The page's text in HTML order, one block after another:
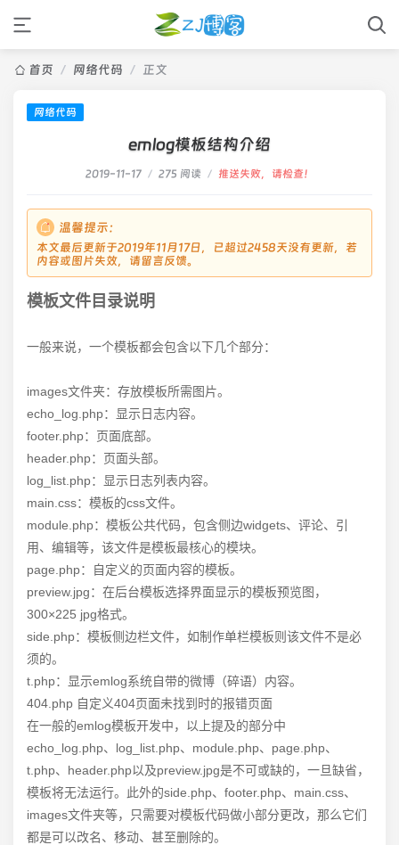
首页 / 网络代码 / 正文
网络代码
emlog模板结构介绍
2019-11-17 / 275 阅读 / 推送失败，请检查！
温馨提示：
本文最后更新于2019年11月17日，已超过2458天没有更新，若
内容或图片失效，请留言反馈。
模板文件目录说明
一般来说，一个模板都会包含以下几个部分：
images文件夹：存放模板所需图片。
echo_log.php：显示日志内容。
footer.php：页面底部。
header.php：页面头部。
log_list.php：显示日志列表内容。
main.css：模板的css文件。
module.php：模板公共代码，包含侧边widgets、评论、引
用、编辑等，该文件是模板最核心的模块。
page.php：自定义的页面内容的模板。
preview.jpg：在后台模板选择界面显示的模板预览图，
300×225 jpg格式。
side.php：模板侧边栏文件，如制作单栏模板则该文件不是必
须的。
t.php：显示emlog系统自带的微博（碎语）内容。
404.php 自定义404页面未找到时的报错页面
在一般的emlog模板开发中，以上提及的部分中
echo_log.php、log_list.php、module.php、page.php、
t.php、header.php以及preview.jpg是不可或缺的，一旦缺省，
模板将无法运行。此外的side.php、footer.php、main.css、
images文件夹等，只需要对模板代码做小部分更改，那么它们
都是可以改名、移动、甚至删除的。